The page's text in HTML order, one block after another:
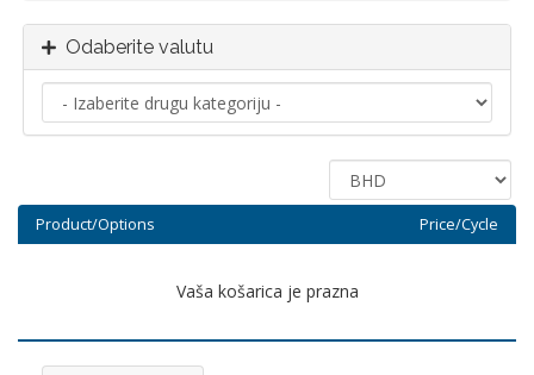
Odaberite valutu
Product/Options Price/Cycle
Vaša košarica je prazna